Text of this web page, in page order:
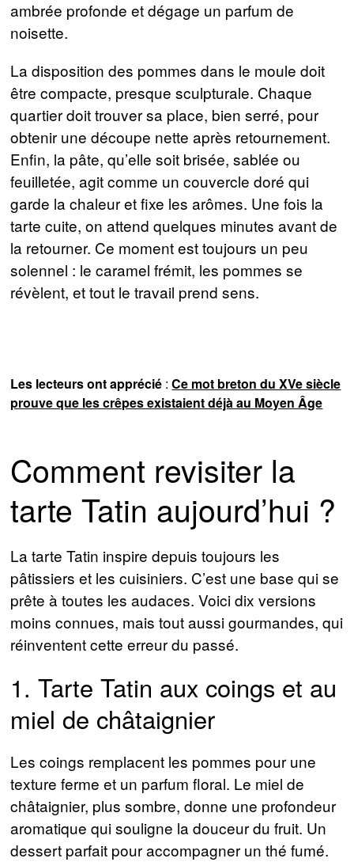
ambrée profonde et dégage un parfum de
noisette.
La disposition des pommes dans le moule doit
être compacte, presque sculpturale. Chaque
quartier doit trouver sa place, bien serré, pour
obtenir une découpe nette après retournement.
Enfin, la pâte, qu’elle soit brisée, sablée ou
feuilletée, agit comme un couvercle doré qui
garde la chaleur et fixe les arômes. Une fois la
tarte cuite, on attend quelques minutes avant de
la retourner. Ce moment est toujours un peu
solennel : le caramel frémit, les pommes se
révèlent, et tout le travail prend sens.
Les lecteurs ont apprécié :Ce mot breton du XVe siècle
prouve que les crêpes existaient déjà au Moyen Âge
Comment revisiter la
tarte Tatin aujourd’hui ?
La tarte Tatin inspire depuis toujours les
pâtissiers et les cuisiniers. C’est une base qui se
prête à toutes les audaces. Voici dix versions
moins connues, mais tout aussi gourmandes, qui
réinventent cette erreur du passé.
1. Tarte Tatin aux coings et au
miel de châtaignier
Les coings remplacent les pommes pour une
texture ferme et un parfum floral. Le miel de
châtaignier, plus sombre, donne une profondeur
aromatique qui souligne la douceur du fruit. Un
dessert parfait pour accompagner un thé fumé.